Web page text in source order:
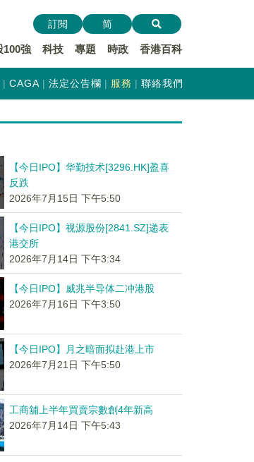
100強 科技 專題 時政 香港百科
訂閱 简
CAGA 法定公告欄 服務 聯絡我們
【今日IPO】华勤技术[3296.HK]盈喜
反跌
2026年7月15日 下午5:50
【今日IPO】视源股份[2841.SZ]递表
港交所
2026年7月14日 下午3:34
【今日IPO】威兆半导体二冲港股
2026年7月16日 下午3:50
【今日IPO】月之暗面拟赴港上市
2026年7月21日 下午5:50
工商舖上半年買賣宗數創4年新高
2026年7月14日 下午5:43